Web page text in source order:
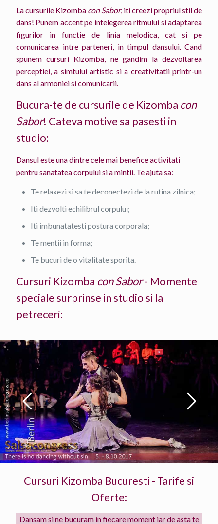
La cursurile Kizomba con Sabor, iti creezi propriul stil de
dans! Punem accent pe intelegerea ritmului si adaptarea
figurilor in functie de linia melodica, cat si pe
comunicarea intre parteneri, in timpul dansului. Cand
spunem cursuri Kizomba, ne gandim la dezvoltarea
perceptiei, a simtului artistic si a creativitatii printr-un
dans al armoniei si comunicarii.
Bucura-te de cursurile de Kizomba con
Sabor! Cateva motive sa pasesti in
studio:
Dansul este una dintre cele mai benefice activitati
pentru sanatatea corpului si a mintii. Te ajuta sa:
Te relaxezi si sa te deconectezi de la rutina zilnica;
Iti dezvolti echilibrul corpului;
Iti imbunatatesti postura corporala;
Te mentii in forma;
Te bucuri de o vitalitate sporita.
Cursuri Kizomba con Sabor- Momente
speciale surprinse in studio si la
petreceri:
Cursuri Kizomba Bucuresti - Tarife si
Oferte:
Dansam si ne bucuram in fiecare moment iar de asta te